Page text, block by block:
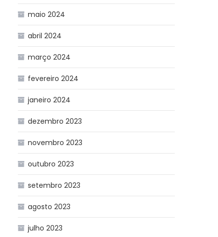
maio 2024
abril 2024
março 2024
fevereiro 2024
janeiro 2024
dezembro 2023
novembro 2023
outubro 2023
setembro 2023
agosto 2023
julho 2023